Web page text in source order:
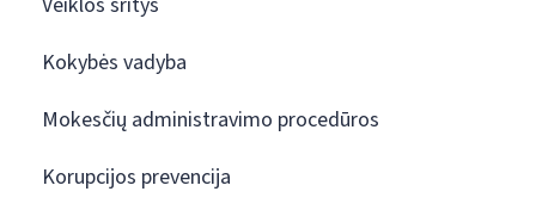
Kokybės vadyba
Mokesčių administravimo procedūros
Korupcijos prevencija